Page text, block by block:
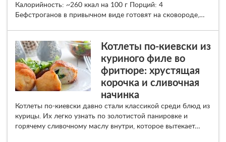
Калорийность: ~260 ккал на 100 г Порций: 4
Бефстроганов в привычном виде готовят на сковороде,…
Котлеты по-киевски из
куриного филе во
фритюре: хрустящая
корочка и сливочная
начинка
Котлеты по-киевски давно стали классикой среди блюд из
курицы. Их легко узнать по золотистой панировке и
горячему сливочному маслу внутри, которое вытекает…